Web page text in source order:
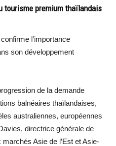
tourisme premium thaïlandais
l’importance
son développement
de la demande
balnéaires thaïlandaises,
australiennes, européennes
directrice générale de
Asie de l’Est et Asie-